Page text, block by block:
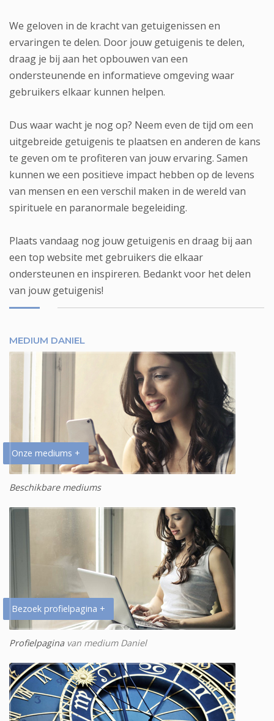
We geloven in de kracht van getuigenissen en
ervaringen te delen. Door jouw getuigenis te delen,
draag je bij aan het opbouwen van een
ondersteunende en informatieve omgeving waar
gebruikers elkaar kunnen helpen.
Dus waar wacht je nog op? Neem even de tijd om een
uitgebreide getuigenis te plaatsen en anderen de kans
te geven om te profiteren van jouw ervaring. Samen
kunnen we een positieve impact hebben op de levens
van mensen en een verschil maken in de wereld van
spirituele en paranormale begeleiding.
Plaats vandaag nog jouw getuigenis en draag bij aan
een top website met gebruikers die elkaar
ondersteunen en inspireren. Bedankt voor het delen
van jouw getuigenis!
MEDIUM DANIEL
Onze mediums +
Beschikbare mediums
Bezoek profielpagina +
Profielpagina van medium Daniel